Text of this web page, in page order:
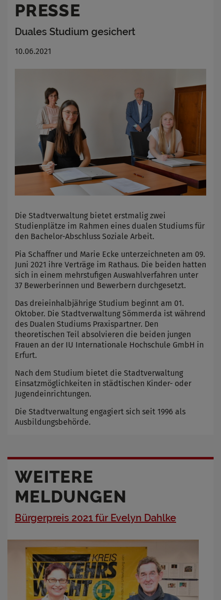
PRESSE
Duales Studium gesichert
10.06.2021
Die Stadtverwaltung bietet erstmalig zwei
Studienplätze im Rahmen eines dualen Studiums für
den Bachelor-Abschluss Soziale Arbeit.
Pia Schaffner und Marie Ecke unterzeichneten am 09.
Juni 2021 ihre Verträge im Rathaus. Die beiden hatten
sich in einem mehrstufigen Auswahlverfahren unter
37 Bewerberinnen und Bewerbern durchgesetzt.
Das dreieinhalbjährige Studium beginnt am 01.
Oktober. Die Stadtverwaltung Sömmerda ist während
des Dualen Studiums Praxispartner. Den
theoretischen Teil absolvieren die beiden jungen
Frauen an der IU Internationale Hochschule GmbH in
Erfurt.
Nach dem Studium bietet die Stadtverwaltung
Einsatzmöglichkeiten in städtischen Kinder- oder
Jugendeinrichtungen.
Die Stadtverwaltung engagiert sich seit 1996 als
Ausbildungsbehörde.
WEITERE
MELDUNGEN
Bürgerpreis 2021 für Evelyn Dahlke